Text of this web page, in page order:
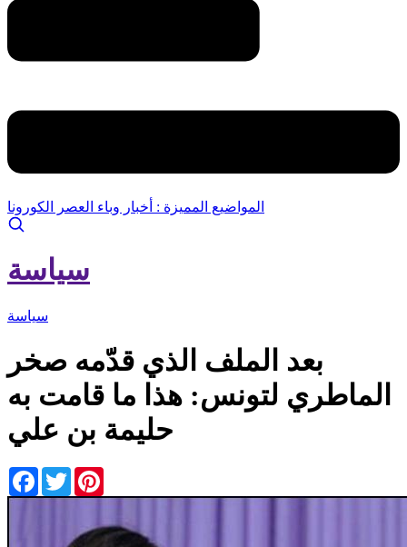
المواضيع المميزة : أخبار وباء العصر الكورونا
سياسة
سياسة
بعد الملف الذي قدّمه صخر
الماطري لتونس: هذا ما قامت به
حليمة بن علي
Facebook
Twitter